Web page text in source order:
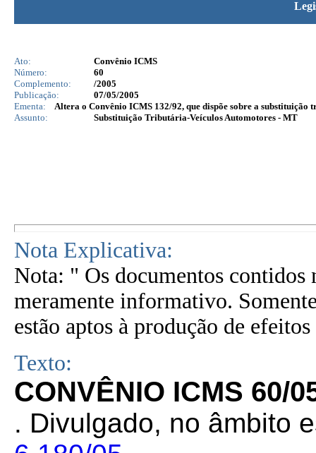
Ato:
Convênio ICMS
Número:
60
Complemento:
/2005
Publicação:
07/05/2005
Ementa:
Altera o Convênio ICMS 132/92, que dispõe sobre a
Assunto:
Substituição Tributária-Veículos Automotores - MT
Nota Explicativa:
Nota: " Os documentos contidos
meramente informativo.
estão aptos à produção de
Texto:
CONVÊNIO ICMS 60/
. Divulgado, no âmbito